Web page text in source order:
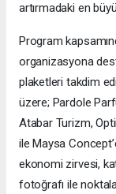
artırmadaki en
Program
organizasyona
plaketleri takdim
üzere; Pardole
Atabar Turizm,
ile Maysa
ekonomi zirvesi,
fotoğrafı ile